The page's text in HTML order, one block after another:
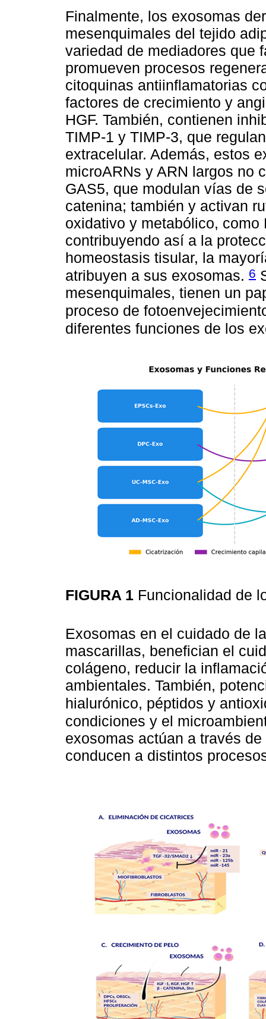
Finalmente, los exosomas
mesenquimales del tejido
variedad de mediadores que
promueven procesos
citoquinas antiinflamatorias
factores de crecimiento y
HGF. También, contienen
TIMP-1 y TIMP-3, que
extracelular. Además, estos
microARNs y ARN largos no
GAS5, que modulan vías de
catenina; también y activan
oxidativo y metabólico, como
contribuyendo así a la
homeostasis tisular, la
atribuyen a sus exosomas. 6
mesenquimales, tienen un
proceso de
diferentes funciones de los
FIGURA 1 Funcionalidad de
Exosomas en el cuidado de
mascarillas, benefician el
colágeno, reducir la
ambientales. También,
hialurónico, péptidos y
condiciones y el
exosomas actúan a través
conducen a distintos